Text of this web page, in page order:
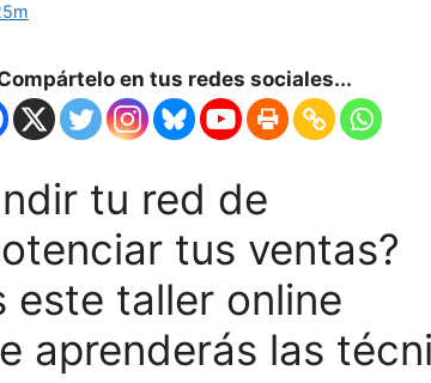
en tus redes sociales...
tu red de
tus ventas?
este taller online
aprenderás las